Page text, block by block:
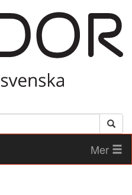
Mer